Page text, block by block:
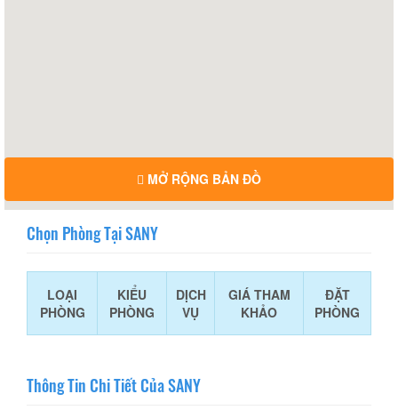
MỞ RỘNG BẢN ĐỒ
Chọn Phòng Tại SANY
LOẠI
PHÒNG
KIỂU
PHÒNG
DỊCH
VỤ
GIÁ THAM
KHẢO
ĐẶT
PHÒNG
Thông Tin Chi Tiết Của SANY